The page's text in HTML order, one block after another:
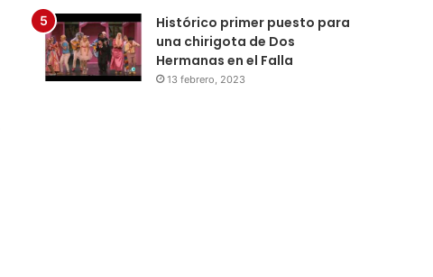
Histórico primer puesto para
una chirigota de Dos
Hermanas en el Falla
13 febrero, 2023